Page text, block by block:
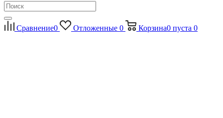
Сравнение0 Отложенные 0 Корзина0 пуста 0